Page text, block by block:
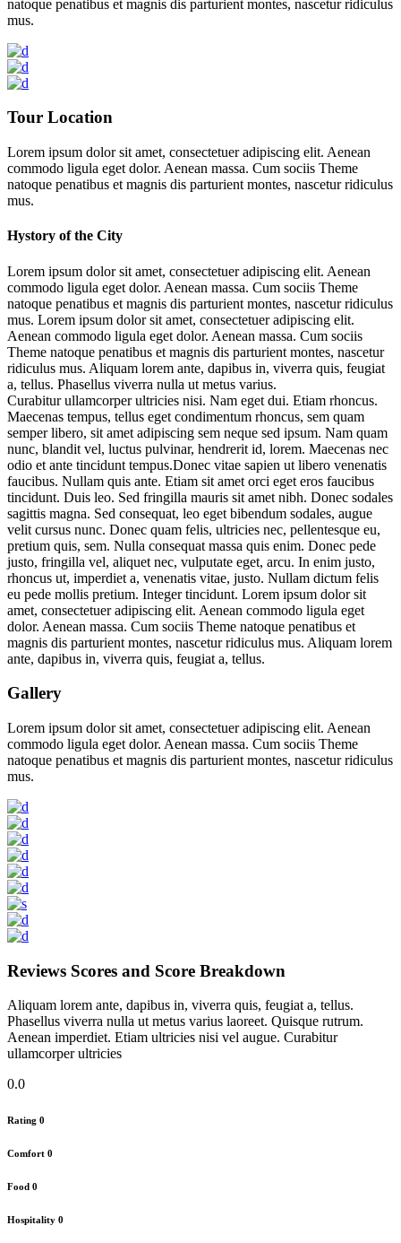
natoque penatibus et magnis dis parturient montes, nascetur ridiculus
mus.
Tour Location
Lorem ipsum dolor sit amet, consectetuer adipiscing elit. Aenean
commodo ligula eget dolor. Aenean massa. Cum sociis Theme
natoque penatibus et magnis dis parturient montes, nascetur ridiculus
mus.
Hystory of the City
Lorem ipsum dolor sit amet, consectetuer adipiscing elit. Aenean
commodo ligula eget dolor. Aenean massa. Cum sociis Theme
natoque penatibus et magnis dis parturient montes, nascetur ridiculus
mus. Lorem ipsum dolor sit amet, consectetuer adipiscing elit.
Aenean commodo ligula eget dolor. Aenean massa. Cum sociis
Theme natoque penatibus et magnis dis parturient montes, nascetur
ridiculus mus. Aliquam lorem ante, dapibus in, viverra quis, feugiat
a, tellus. Phasellus viverra nulla ut metus varius.
Curabitur ullamcorper ultricies nisi. Nam eget dui. Etiam rhoncus.
Maecenas tempus, tellus eget condimentum rhoncus, sem quam
semper libero, sit amet adipiscing sem neque sed ipsum. Nam quam
nunc, blandit vel, luctus pulvinar, hendrerit id, lorem. Maecenas nec
odio et ante tincidunt tempus.Donec vitae sapien ut libero venenatis
faucibus. Nullam quis ante. Etiam sit amet orci eget eros faucibus
tincidunt. Duis leo. Sed fringilla mauris sit amet nibh. Donec sodales
sagittis magna. Sed consequat, leo eget bibendum sodales, augue
velit cursus nunc. Donec quam felis, ultricies nec, pellentesque eu,
pretium quis, sem. Nulla consequat massa quis enim. Donec pede
justo, fringilla vel, aliquet nec, vulputate eget, arcu. In enim justo,
rhoncus ut, imperdiet a, venenatis vitae, justo. Nullam dictum felis
eu pede mollis pretium. Integer tincidunt. Lorem ipsum dolor sit
amet, consectetuer adipiscing elit. Aenean commodo ligula eget
dolor. Aenean massa. Cum sociis Theme natoque penatibus et
magnis dis parturient montes, nascetur ridiculus mus. Aliquam lorem
ante, dapibus in, viverra quis, feugiat a, tellus.
Gallery
Lorem ipsum dolor sit amet, consectetuer adipiscing elit. Aenean
commodo ligula eget dolor. Aenean massa. Cum sociis Theme
natoque penatibus et magnis dis parturient montes, nascetur ridiculus
mus.
Reviews Scores and Score Breakdown
Aliquam lorem ante, dapibus in, viverra quis, feugiat a, tellus.
Phasellus viverra nulla ut metus varius laoreet. Quisque rutrum.
Aenean imperdiet. Etiam ultricies nisi vel augue. Curabitur
ullamcorper ultricies
0.0
Rating 0
Comfort 0
Food 0
Hospitality 0